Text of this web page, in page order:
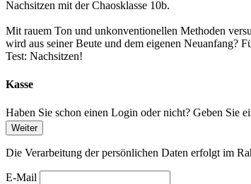
Nachsitzen mit der Chaosklasse 10b.
Mit rauem Ton und unkonventionellen Methoden
wird aus seiner Beute und dem eigenen Neuanfang?
Test: Nachsitzen!
Kasse
Haben Sie schon einen Login oder nicht? Geben Sie
Weiter
Die Verarbeitung der persönlichen Daten erfolgt im
E-Mail